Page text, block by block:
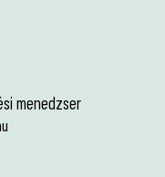
menedzser